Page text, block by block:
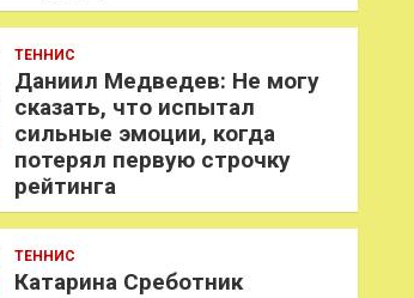
ТЕННИС
Даниил Медведев: Не могу
сказать, что испытал
сильные эмоции, когда
потерял первую строчку
рейтинга
ТЕННИС
Катарина Среботник